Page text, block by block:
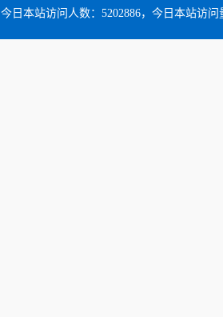
今日本站访问人数：5202886，今日本站访问